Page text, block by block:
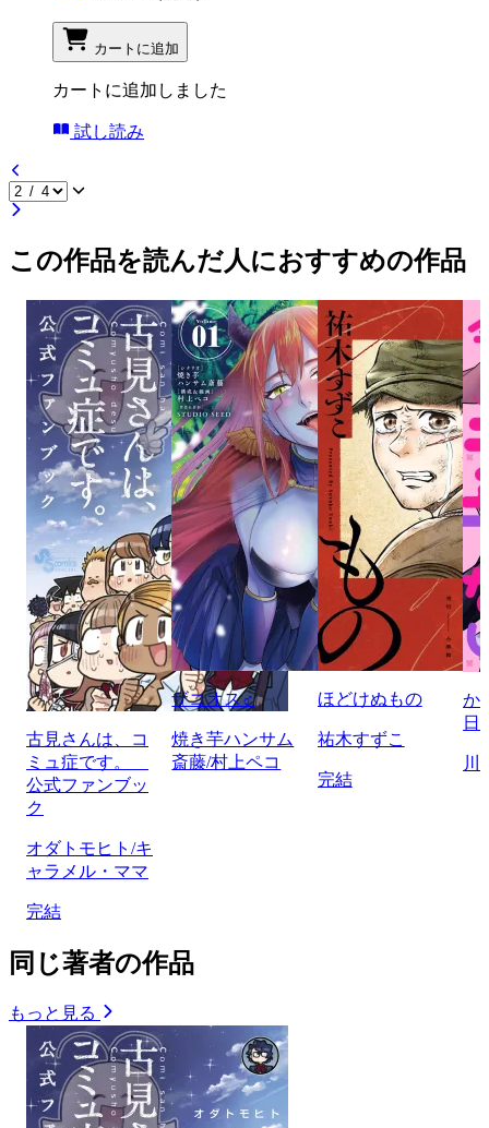
カートに追加
カートに追加しました
試し読み
この作品を読んだ人におすすめの作品
古見さんは、コ
ミュ症です。
公式ファンブッ
ク
オダトモヒト/キ
ャラメル・ママ
完結
ザコオス♂
焼き芋ハンサム
斎藤/村上ペコ
ほどけぬもの
祐木すずこ
完結
か
日
川
同じ著者の作品
もっと見る